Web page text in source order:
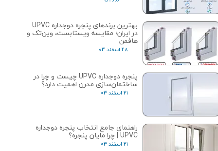
بهترین برندهای پنجره دوجداره UPVC
در ایران؛ مقایسه ویستابست، وین‌تک و
هافمن
۲۸ اسفند ۰۳
پنجره دوجداره UPVC چیست و چرا در
ساختمان‌سازی مدرن اهمیت دارد؟
۲۱ اسفند ۰۳
راهنمای جامع انتخاب پنجره دوجداره
UPVC | چرا مایان پنجره؟
۲۱ اسفند ۰۳